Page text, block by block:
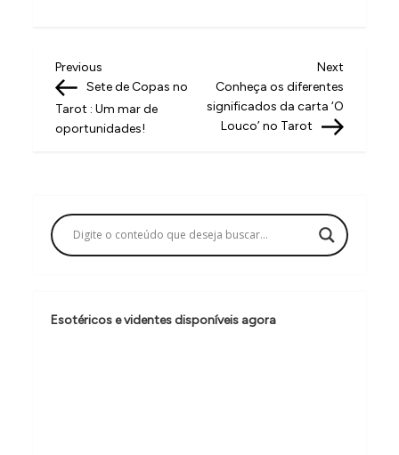
N
a
v
a
ç
o
d
Previous
Post
Previous
Sete de Copas no
Tarot : Um mar de
oportunidades!
Next
Post
Next
Conheça os diferentes
significados da carta ‘O
Louco’ no Tarot
Esotéricos e videntes disponíveis agora